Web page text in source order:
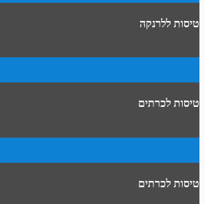
טיסות ללרנקה
טיסות לכרתים
טיסות לכרתים